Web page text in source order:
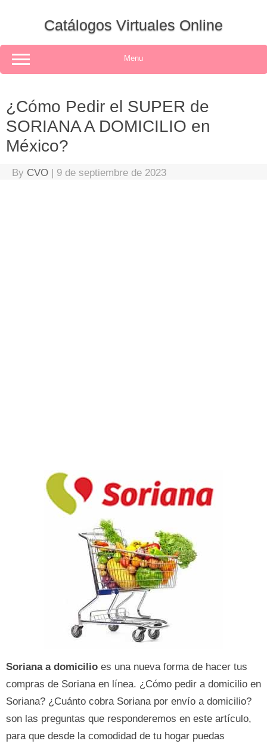
Catálogos Virtuales Online
Menu
¿Cómo Pedir el SUPER de
SORIANA A DOMICILIO en
México?
By CVO | 9 de septiembre de 2023
Soriana a domicilio es una nueva forma de hacer tus
compras de Soriana en línea. ¿Cómo pedir a domicilio en
Soriana? ¿Cuánto cobra Soriana por envío a domicilio?
son las preguntas que responderemos en este artículo,
para que desde la comodidad de tu hogar puedas